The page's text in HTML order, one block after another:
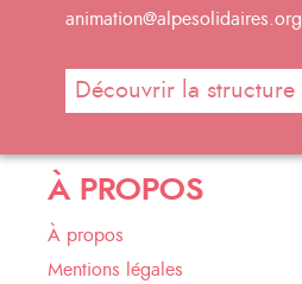
animation@alpesolidaires.org
Découvrir la structure
À PROPOS
À propos
Mentions légales